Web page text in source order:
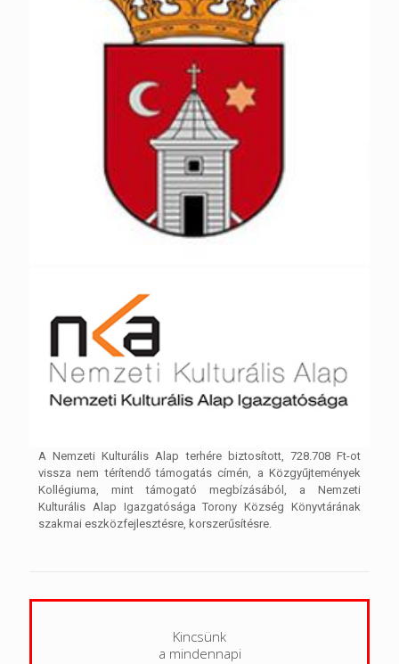
A Nemzeti Kulturális Alap terhére biztosított, 728.708 Ft-ot
vissza nem térítendő támogatás címén, a Közgyűjtemények
Kollégiuma, mint támogató megbízásából, a Nemzeti
Kulturális Alap Igazgatósága Torony Község Könyvtárának
szakmai eszközfejlesztésre, korszerűsítésre.
Kincsünk
a mindennapi